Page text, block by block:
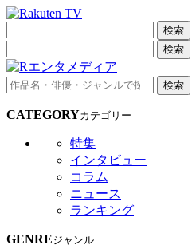
検索
検索
検索
CATEGORYカテゴリー
特集
インタビュー
コラム
ニュース
ランキング
GENREジャンル